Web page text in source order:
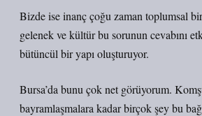
Bizde ise inanç çoğu zaman toplumsal
gelenek ve kültür bu sorunun cevabını
bütüncül bir yapı oluşturuyor.
Bursa’da bunu çok net görüyorum.
bayramlaşmalara kadar birçok şey bu